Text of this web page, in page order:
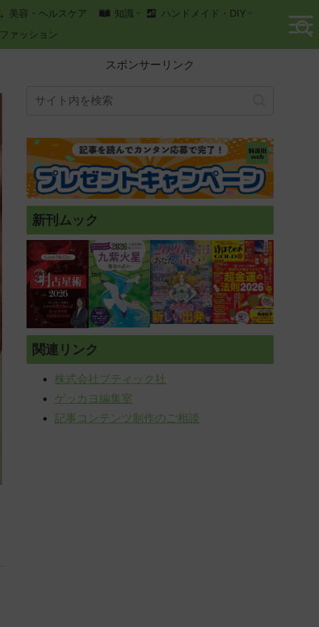
美容・ヘルスケア 知識
ハンドメイド・DIY
ファッション
スポンサーリンク
新刊ムック
関連リンク
株式会社ブティック社
ゲッカヨ編集室
記事コンテンツ制作のご相談